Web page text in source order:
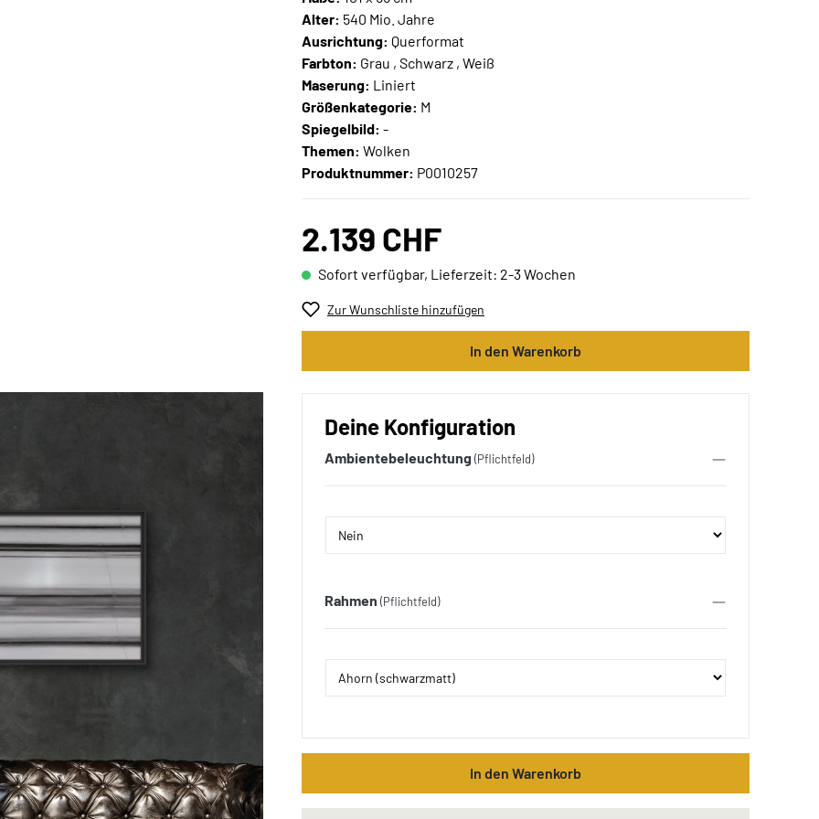
Alter: 540 Mio. Jahre
Ausrichtung: Querformat
Farbton: Grau , Schwarz , Weiß
Maserung: Liniert
Größenkategorie: M
Spiegelbild: -
Themen: Wolken
Produktnummer: P0010257
2.139 CHF
Sofort verfügbar, Lieferzeit: 2-3 Wochen
Zur Wunschliste hinzufügen
In den Warenkorb
Deine Konfiguration
Ambientebeleuchtung (Pflichtfeld)
Rahmen (Pflichtfeld)
In den Warenkorb